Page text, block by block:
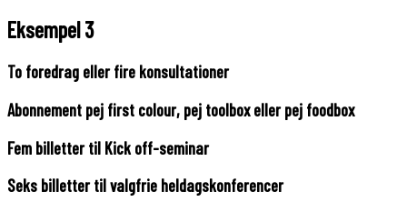
Eksempel 3
To foredrag eller fire konsultationer
Abonnement pej first colour, pej toolbox eller pej foodbox
Fem billetter til Kick off-seminar
Seks billetter til valgfrie heldagskonferencer